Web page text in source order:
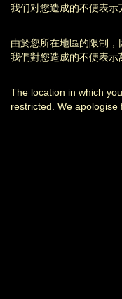
我们对您造成的不便表示
由於您所在地區的限制，
我們對您造成的不便表示
The location in which
restricted. We apologise